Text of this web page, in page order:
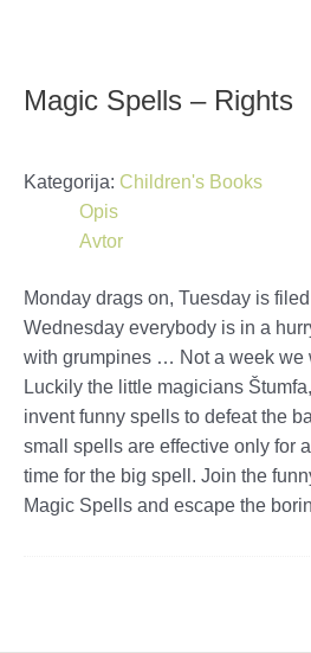
Magic Spells – Rights
Kategorija: Children's Books
Opis
Avtor
Monday drags on, Tuesday is
Wednesday everybody is in a
with grumpines … Not a week we
Luckily the little magicians
invent funny spells to defeat the
small spells are effective only for
time for the big spell. Join the
Magic Spells and escape the